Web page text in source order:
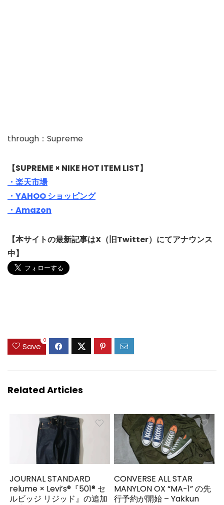
through：Supreme
【SUPREME × NIKE HOT ITEM LIST】
・楽天市場
・YAHOO ショッピング
・Amazon
【本サイトの最新記事はX（旧Twitter）にてアナウンス
中】
Save
0
Related Articles
JOURNAL STANDARD
relume × Levi’s®『501® セ
ルビッジ リジッド』の追加
CONVERSE ALL STAR
MANYLON OX “MA-1” の先
行予約が開始 – Yakkun